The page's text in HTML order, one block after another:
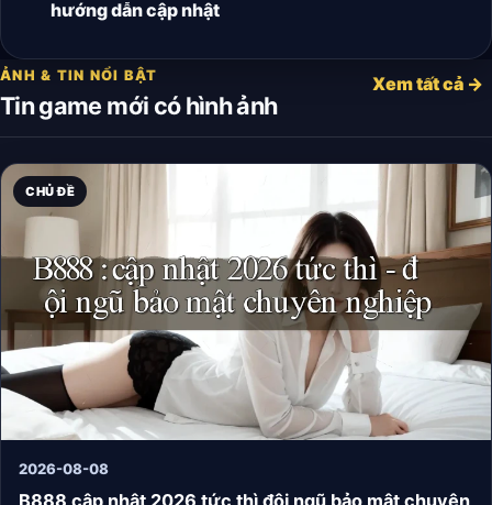
hướng dẫn cập nhật
ẢNH & TIN NỔI BẬT
Tin game mới có hình ảnh
Xem tất cả →
CHỦ ĐỀ
2026-08-08